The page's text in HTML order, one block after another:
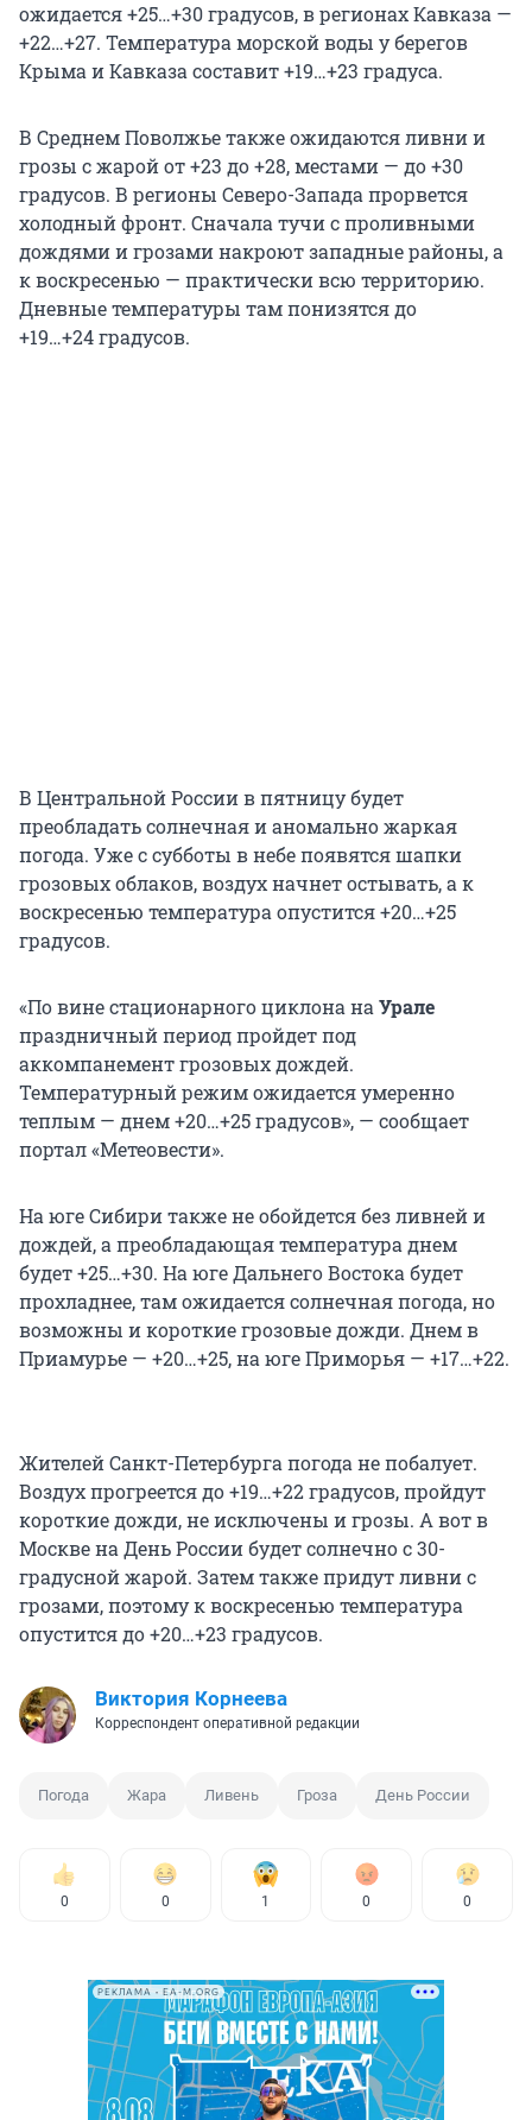
ожидается +25…+30 градусов, в регионах Кавказа —
+22…+27. Температура морской воды у берегов
Крыма и Кавказа составит +19…+23 градуса.
В Среднем Поволжье также ожидаются ливни и
грозы с жарой от +23 до +28, местами — до +30
градусов. В регионы Северо-Запада прорвется
холодный фронт. Сначала тучи с проливными
дождями и грозами накроют западные районы, а
к воскресенью — практически всю территорию.
Дневные температуры там понизятся до
+19…+24 градусов.
В Центральной России в пятницу будет
преобладать солнечная и аномально жаркая
погода. Уже с субботы в небе появятся шапки
грозовых облаков, воздух начнет остывать, а к
воскресенью температура опустится +20…+25
градусов.
«По вине стационарного циклона наУрале
праздничный период пройдет под
аккомпанемент грозовых дождей.
Температурный режим ожидается умеренно
теплым — днем +20…+25 градусов», — сообщает
портал «Метеовести».
На юге Сибири также не обойдется без ливней и
дождей, а преобладающая температура днем
будет +25…+30. На юге Дальнего Востока будет
прохладнее, там ожидается солнечная погода, но
возможны и короткие грозовые дожди. Днем в
Приамурье — +20…+25, на юге Приморья — +17…+22.
Жителей Санкт-Петербурга погода не побалует.
Воздух прогреется до+19…+22 градусов, пройдут
короткие дожди, не исключены и грозы. А вот в
Москве на День России будет солнечно с 30-
градусной жарой. Затем также придут ливни с
грозами, поэтому к воскресенью температура
опустится до +20…+23 градусов.
Виктория Корнеева
Корреспондент оперативной редакции
Погода Жара Ливень Гроза День России
0 0 1 0 0
РЕКЛАМА • EA-M.ORG